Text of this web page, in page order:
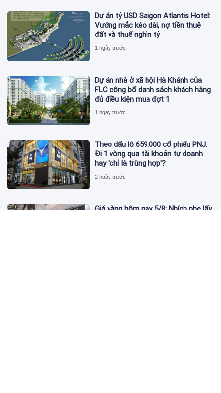
Dự án tỷ USD Saigon Atlantis Hotel:
Vướng mắc kéo dài, nợ tiền thuê
đất và thuế nghìn tỷ
1 ngày trước
Dự án nhà ở xã hội Hà Khánh của
FLC công bố danh sách khách hàng
đủ điều kiện mua đợt 1
1 ngày trước
Theo dấu lô 659.000 cổ phiếu PNJ:
Đi 1 vòng qua tài khoản tự doanh
hay 'chỉ là trùng hợp'?
2 ngày trước
Giá vàng hôm nay 5/8: Nhích nhẹ lấy